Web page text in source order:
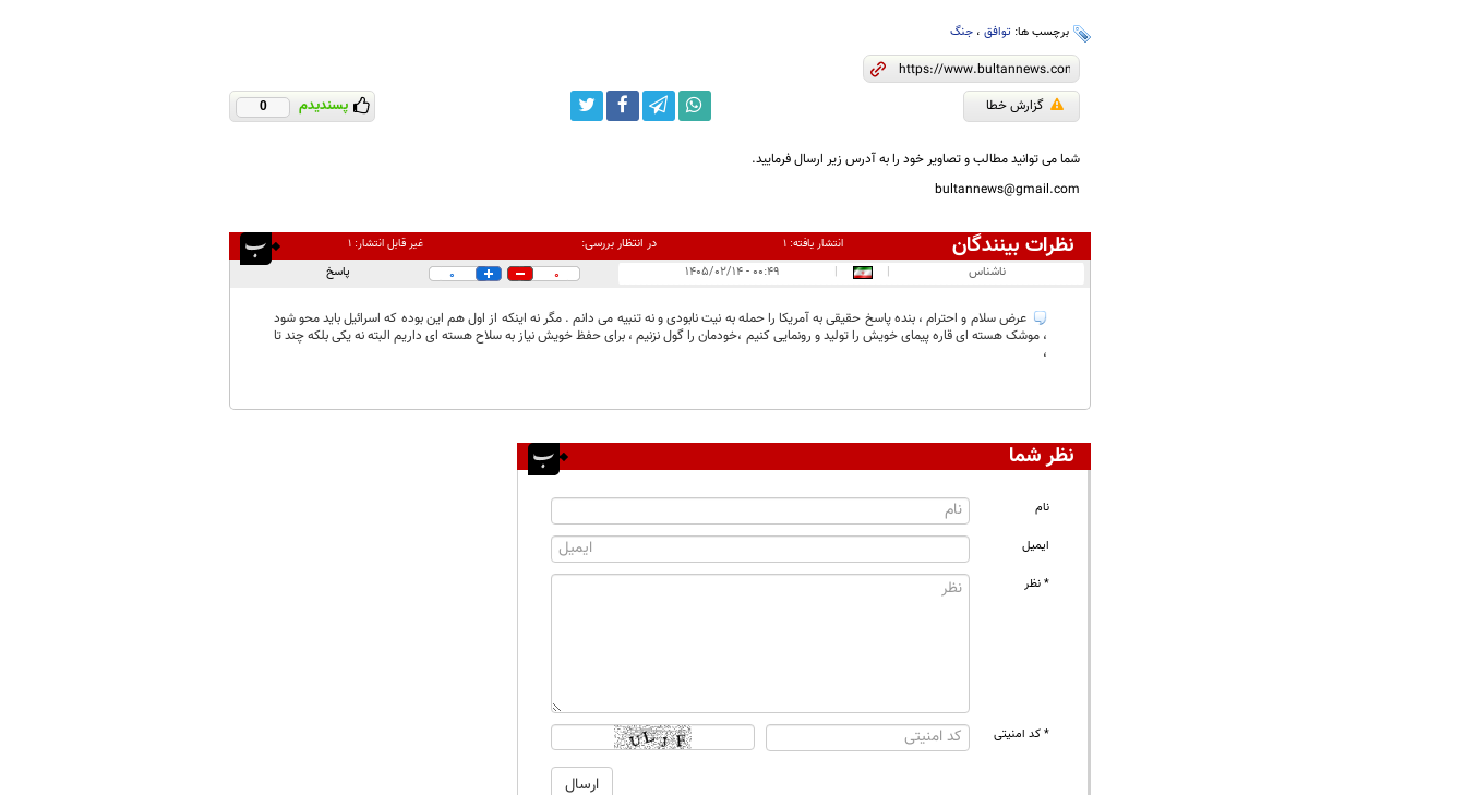
برچسب ها: توافق، جنگ
گزارش خطا پسندیدم 0
شما می توانید مطالب و تصاویر خود را به آدرس زیر ارسال فرمایید.
bultannews@gmail.com
نظرات بینندگان انتشار یافته:۱ در انتظار بررسی: غیر قابل انتشار:۱
ناشناس |
| ۰۰:۴۹ - ۱۴۰۵/۰۲/۱۴ 0
0 پاسخ
عرض سلام و احترام ، بنده پاسخ حقیقی به آمریکا را حمله به نیت نابودی و نه تنبیه می دانم . مگر نه اینکه از اول هم این بوده که اسرائیل باید محو شود
، موشک هسته ای قاره پیمای خویش را تولید و رونمایی کنیم ،خودمان را گول نزنیم ، برای حفظ خویش نیاز به سلاح هسته ای داریم البته نه یکی بلکه چند تا
،
نظر شما
نام
ایمیل
* نظر
* کد امنیتی